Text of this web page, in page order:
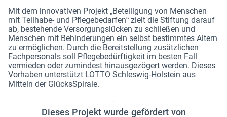
Mit dem innovativen Projekt „Beteiligung von Menschen
mit Teilhabe- und Pflegebedarfen“ zielt die Stiftung darauf
ab, bestehende Versorgungslücken zu schließen und
Menschen mit Behinderungen ein selbst bestimmtes Altern
zu ermöglichen. Durch die Bereitstellung zusätzlichen
Fachpersonals soll Pflegebedürftigkeit im besten Fall
vermieden oder zumindest hinausgezögert werden. Dieses
Vorhaben unterstützt LOTTO Schleswig-Holstein aus
Mitteln der GlücksSpirale.
Dieses Projekt wurde gefördert von